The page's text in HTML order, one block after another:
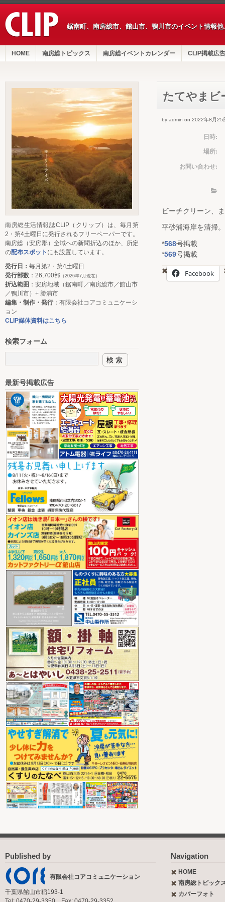
鋸南町、南房総市、館山市、鴨川市のイベント情報
HOME 南房総トピックス 南房総イベントカレンダー CLIP掲載広告
たてやまビ
by admin on 2022年8月25
日時:
場所:
お問い合わせ:
ビーチクリーン、
平砂浦海岸を清掃。
*568号掲載
*569号掲載
Facebook
南房総生活情報誌CLIP（クリップ）は、毎月第
2・第4土曜日に発行されるフリーペーパーです。
南房総（安房郡）全域への新聞折込のほか、所定
の配布スポット にも設置しています。
発行日： 毎月第2・第4土曜日
発行部数 ：26,700部 （2026年7月現在）
折込範囲 ：安房地域（鋸南町／南房総市／館山市
／鴨川市）+ 勝浦市
編集・制作・発行：有限会社コアコミュニケーシ
ョン
CLIP媒体資料はこちら
検索フォーム
最新号掲載広告
Published by
有限会社コアコミュニケーション
千葉県館山市稲193-1
Navigation
HOME
南房総トピック
カバーフォト